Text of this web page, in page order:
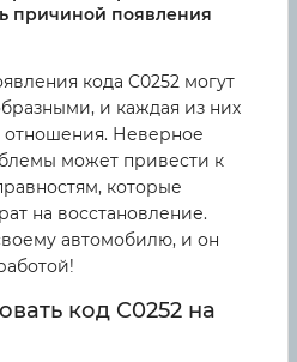
причиной появления
кода C0252 могут
и каждая из них
отношения. Неверное
может привести к
которые
на восстановление.
автомобилю, и он
код C0252 на